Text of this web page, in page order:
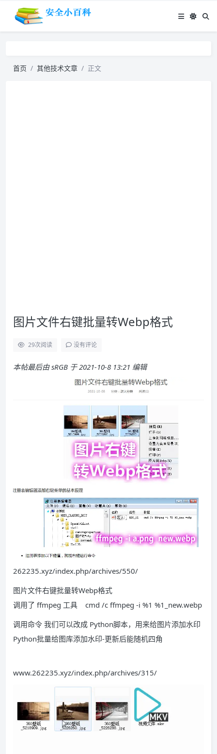
首页 其他技术文章 正文
图片文件右键批量转Webp格式
29次阅读 没有评论
本帖最后由 sRGB 于 2021-10-8 13:21 编辑
262235.xyz/index.php/archives/550/
图片文件右键批量转Webp格式
调用了 ffmpeg 工具 cmd /c ffmpeg -i %1 %1_new.webp
调用命令 我们可以改成 Python脚本，用来给图片添加水印
Python批量给图库添加水印-更新后能随机四角
www.262235.xyz/index.php/archives/315/